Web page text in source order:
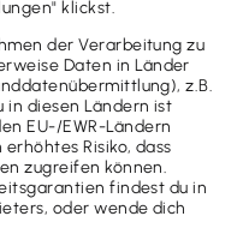
Fragen
Wir sind